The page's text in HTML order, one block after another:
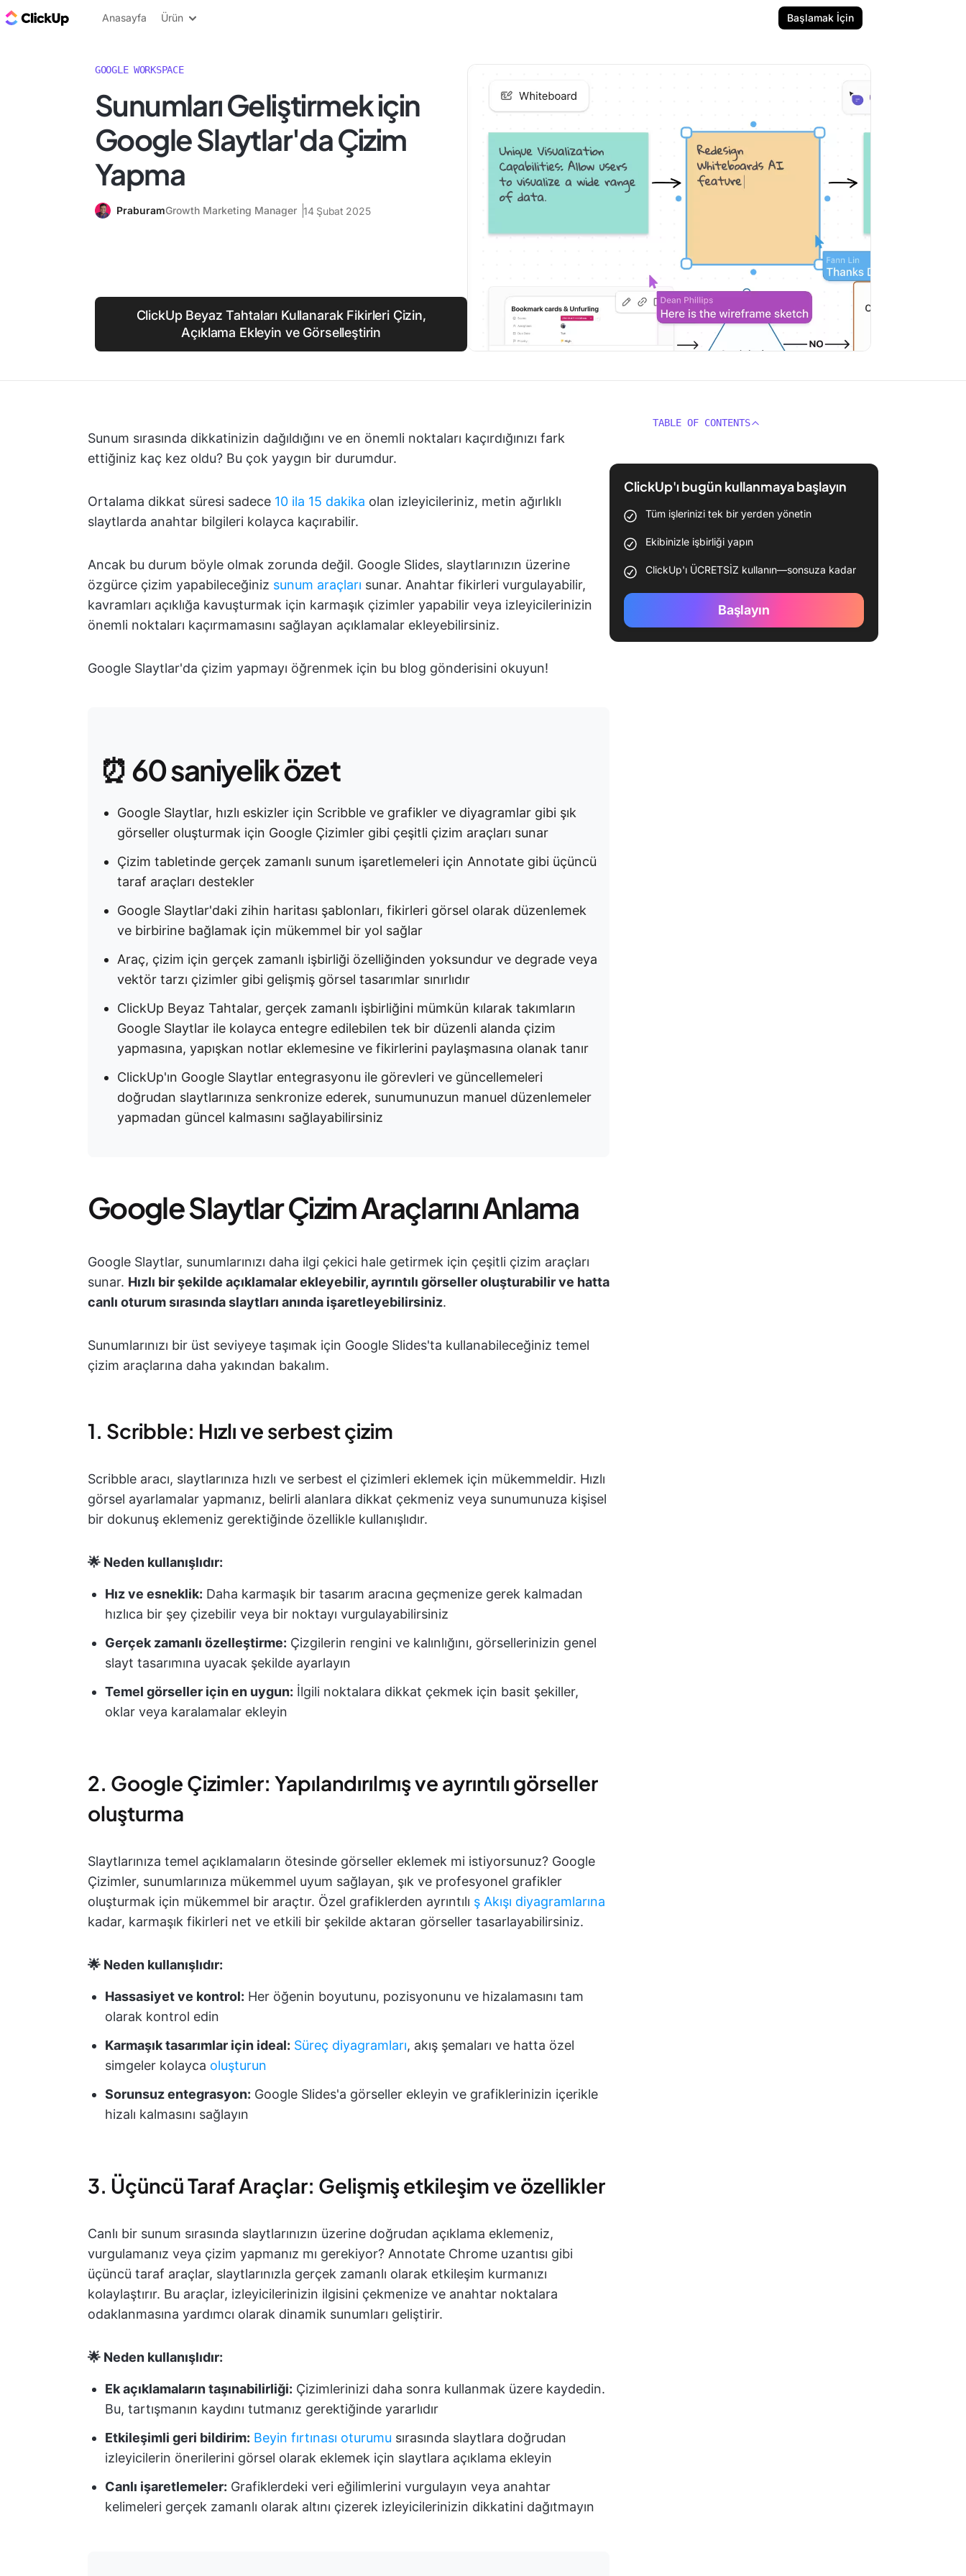
ClickUp Blog
Anasayfa Ürün Başlamak İçin
GOOGLE WORKSPACE
Sunumları Geliştirmek için
Google Slaytlar'da Çizim
Yapma
PraburamGrowth Marketing Manager 14 Şubat 2025
ClickUp Beyaz Tahtaları Kullanarak Fikirleri Çizin,
Açıklama Ekleyin ve Görselleştirin
Sunum sırasında dikkatinizin dağıldığını ve en önemli noktaları kaçırdığınızı fark
ettiğiniz kaç kez oldu? Bu çok yaygın bir durumdur.
Ortalama dikkat süresi sadece 10 ila 15 dakika olan izleyicileriniz, metin ağırlıklı
slaytlarda anahtar bilgileri kolayca kaçırabilir.
Ancak bu durum böyle olmak zorunda değil. Google Slides, slaytlarınızın üzerine
özgürce çizim yapabileceğiniz sunum araçları sunar. Anahtar fikirleri vurgulayabilir,
kavramları açıklığa kavuşturmak için karmaşık çizimler yapabilir veya izleyicilerinizin
önemli noktaları kaçırmamasını sağlayan açıklamalar ekleyebilirsiniz.
Google Slaytlar'da çizim yapmayı öğrenmek için bu blog gönderisini okuyun!
⏰ 60 saniyelik özet
Google Slaytlar, hızlı eskizler için Scribble ve grafikler ve diyagramlar gibi şık
görseller oluşturmak için Google Çizimler gibi çeşitli çizim araçları sunar
Çizim tabletinde gerçek zamanlı sunum işaretlemeleri için Annotate gibi üçüncü
taraf araçları destekler
Google Slaytlar'daki zihin haritası şablonları, fikirleri görsel olarak düzenlemek
ve birbirine bağlamak için mükemmel bir yol sağlar
Araç, çizim için gerçek zamanlı işbirliği özelliğinden yoksundur ve degrade veya
vektör tarzı çizimler gibi gelişmiş görsel tasarımlar sınırlıdır
ClickUp Beyaz Tahtalar, gerçek zamanlı işbirliğini mümkün kılarak takımların
Google Slaytlar ile kolayca entegre edilebilen tek bir düzenli alanda çizim
yapmasına, yapışkan notlar eklemesine ve fikirlerini paylaşmasına olanak tanır
ClickUp'ın Google Slaytlar entegrasyonu ile görevleri ve güncellemeleri
doğrudan slaytlarınıza senkronize ederek, sunumunuzun manuel düzenlemeler
yapmadan güncel kalmasını sağlayabilirsiniz
Google Slaytlar Çizim Araçlarını Anlama
Google Slaytlar, sunumlarınızı daha ilgi çekici hale getirmek için çeşitli çizim araçları
sunar. Hızlı bir şekilde açıklamalar ekleyebilir, ayrıntılı görseller oluşturabilir ve hatta
canlı oturum sırasında slaytları anında işaretleyebilirsiniz.
Sunumlarınızı bir üst seviyeye taşımak için Google Slides'ta kullanabileceğiniz temel
çizim araçlarına daha yakından bakalım.
1. Scribble: Hızlı ve serbest çizim
Scribble aracı, slaytlarınıza hızlı ve serbest el çizimleri eklemek için mükemmeldir. Hızlı
görsel ayarlamalar yapmanız, belirli alanlara dikkat çekmeniz veya sunumunuza kişisel
bir dokunuş eklemeniz gerektiğinde özellikle kullanışlıdır.
🌟 Neden kullanışlıdır:
Hız ve esneklik: Daha karmaşık bir tasarım aracına geçmenize gerek kalmadan
hızlıca bir şey çizebilir veya bir noktayı vurgulayabilirsiniz
Gerçek zamanlı özelleştirme: Çizgilerin rengini ve kalınlığını, görsellerinizin genel
slayt tasarımına uyacak şekilde ayarlayın
Temel görseller için en uygun: İlgili noktalara dikkat çekmek için basit şekiller,
oklar veya karalamalar ekleyin
2. Google Çizimler: Yapılandırılmış ve ayrıntılı görseller
oluşturma
Slaytlarınıza temel açıklamaların ötesinde görseller eklemek mi istiyorsunuz? Google
Çizimler, sunumlarınıza mükemmel uyum sağlayan, şık ve profesyonel grafikler
oluşturmak için mükemmel bir araçtır. Özel grafiklerden ayrıntılı ş Akışı diyagramlarına
kadar, karmaşık fikirleri net ve etkili bir şekilde aktaran görseller tasarlayabilirsiniz.
🌟 Neden kullanışlıdır:
Hassasiyet ve kontrol: Her öğenin boyutunu, pozisyonunu ve hizalamasını tam
olarak kontrol edin
Karmaşık tasarımlar için ideal: Süreç diyagramları, akış şemaları ve hatta özel
simgeler kolayca oluşturun
Sorunsuz entegrasyon: Google Slides'a görseller ekleyin ve grafiklerinizin içerikle
hizalı kalmasını sağlayın
3. Üçüncü Taraf Araçlar: Gelişmiş etkileşim ve özellikler
Canlı bir sunum sırasında slaytlarınızın üzerine doğrudan açıklama eklemeniz,
vurgulamanız veya çizim yapmanız mı gerekiyor? Annotate Chrome uzantısı gibi
üçüncü taraf araçlar, slaytlarınızla gerçek zamanlı olarak etkileşim kurmanızı
kolaylaştırır. Bu araçlar, izleyicilerinizin ilgisini çekmenize ve anahtar noktalara
odaklanmasına yardımcı olarak dinamik sunumları geliştirir.
🌟 Neden kullanışlıdır:
Ek açıklamaların taşınabilirliği: Çizimlerinizi daha sonra kullanmak üzere kaydedin.
Bu, tartışmanın kaydını tutmanız gerektiğinde yararlıdır
Etkileşimli geri bildirim: Beyin fırtınası oturumu sırasında slaytlara doğrudan
izleyicilerin önerilerini görsel olarak eklemek için slaytlara açıklama ekleyin
Canlı işaretlemeler: Grafiklerdeki veri eğilimlerini vurgulayın veya anahtar
kelimeleri gerçek zamanlı olarak altını çizerek izleyicilerinizin dikkatini dağıtmayın
TABLE OF CONTENTS
ClickUp'ı bugün kullanmaya başlayın
Tüm işlerinizi tek bir yerden yönetin
Ekibinizle işbirliği yapın
ClickUp'ı ÜCRETSİZ kullanın—sonsuza kadar
Başlayın